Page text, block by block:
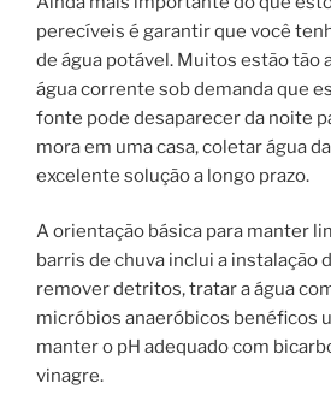
perecíveis é garantir que você
de água potável. Muitos estão tão
água corrente sob demanda que
fonte pode desaparecer da noite
mora em uma casa, coletar água
excelente solução a longo prazo.
A orientação básica para manter
barris de chuva inclui a instalação
remover detritos, tratar a água
micróbios anaeróbicos benéficos
manter o pH adequado com
vinagre.